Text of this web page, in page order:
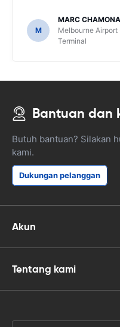
M
MARC
Melbourne
Terminal
Bantuan dan
Butuh bantuan? Silakan
kami.
Dukungan pelanggan
Akun
Tentang kami